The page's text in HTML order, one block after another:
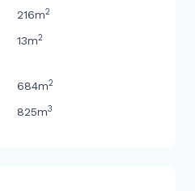
216m2
13m2
684m2
825m3